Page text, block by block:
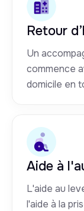
Retour
Un
commence
domicile en
Aide à
L'aide au
l'aide à la